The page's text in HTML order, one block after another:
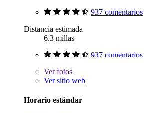
937 comentarios
Distancia estimada
6.3 millas
937 comentarios
Verfotos
Ver sitio web
Horario estándar